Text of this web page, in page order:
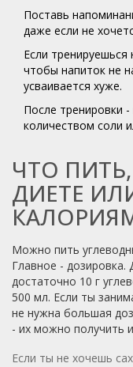
Поставь
даже если не
Если
чтобы напиток не
усваивается хуже.
После тренировки
количеством соли
ЧТО
ДИЕТЕ
Можно пить
Главное - дозировка.
достаточно 10 г
500 мл. Если ты
не нужна большая
- их можно получить
Если ты не хочешь